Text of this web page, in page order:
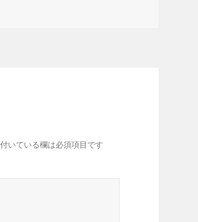
いている欄は必須項目です